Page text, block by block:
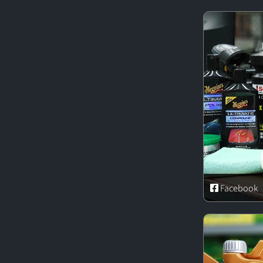
Facebook